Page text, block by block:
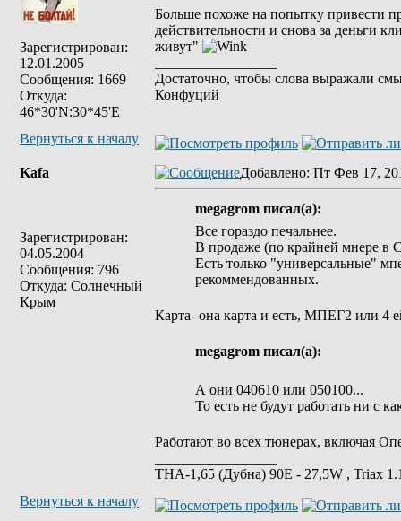
Зарегистрирован:
12.01.2005
Сообщения: 1669
Откуда:
46*30'N:30*45'E
Больше похоже на попытку привести
действительности и снова за деньги
живут"
Достаточно, чтобы слова выражали
Конфуций
Вернуться к началу
Kafa
Зарегистрирован:
04.05.2004
Сообщения: 796
Откуда: Солнечный
Крым
Добавлено: Пт Фев 17,
megagrom писал(а):
Все гораздо печальнее.
В продаже (по крайней мнере в
Есть только "универсальные"
рекоммендованных.
Карта- она карта и есть, МПЕГ2 или 4
megagrom писал(а):
А они 040610 или 050100...
То есть не будут работать ни с
Работают во всех тюнерах, включая
ТНА-1,65 (Дубна) 90Е - 27,5W , Triax
Вернуться к началу